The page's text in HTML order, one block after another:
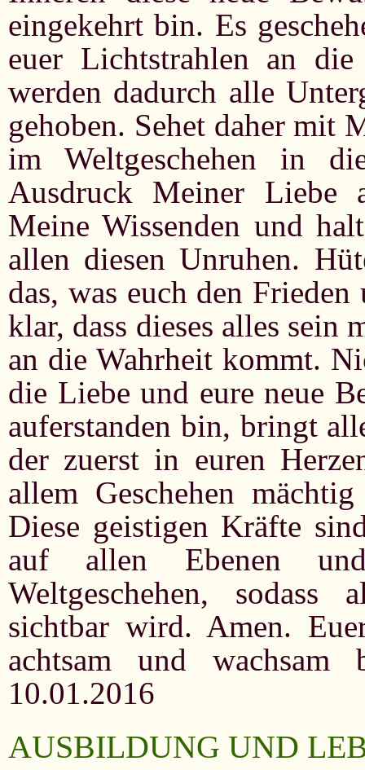
eingekehrt bin. Es
euer Lichtstrahlen an
werden dadurch alle
gehoben. Sehet daher mit
im Weltgeschehen in
Ausdruck Meiner Liebe
Meine Wissenden und
allen diesen Unruhen.
das, was euch den
klar, dass dieses alles sein
an die Wahrheit kommt.
die Liebe und eure neue
auferstanden bin, bringt
der zuerst in euren
allem Geschehen
Diese geistigen Kräfte
auf allen Ebenen
Weltgeschehen, sodass
sichtbar wird. Amen.
achtsam und wachsam
10.01.2016
AUSBILDUNG UND